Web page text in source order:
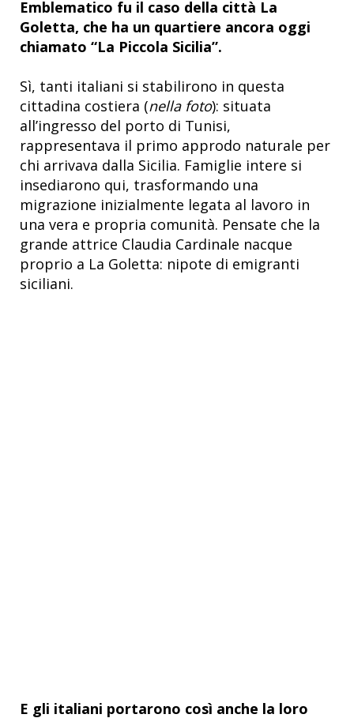
Emblematico fu il caso della città La
Goletta, che ha un quartiere ancora oggi
chiamato “La Piccola Sicilia”.
Sì, tanti italiani si stabilirono in questa
cittadina costiera (nella foto): situata
all’ingresso del porto di Tunisi,
rappresentava il primo approdo naturale per
chi arrivava dalla Sicilia. Famiglie intere si
insediarono qui, trasformando una
migrazione inizialmente legata al lavoro in
una vera e propria comunità. Pensate che la
grande attrice Claudia Cardinale nacque
proprio a La Goletta: nipote di emigranti
siciliani.
E gli italiani portarono così anche la loro